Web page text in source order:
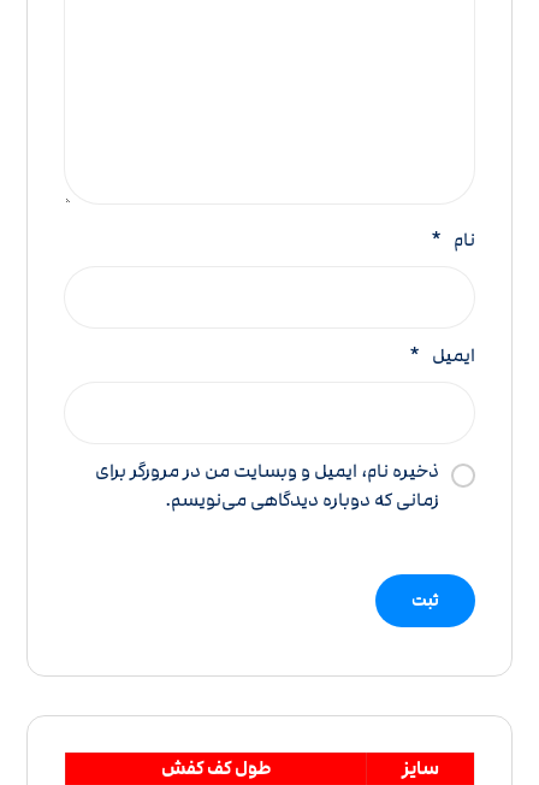
نام *
ایمیل *
ذخیره نام، ایمیل و وبسایت من در مرورگر برای
زمانی که دوباره دیدگاهی می‌نویسم.
سایز
طول کف کفش